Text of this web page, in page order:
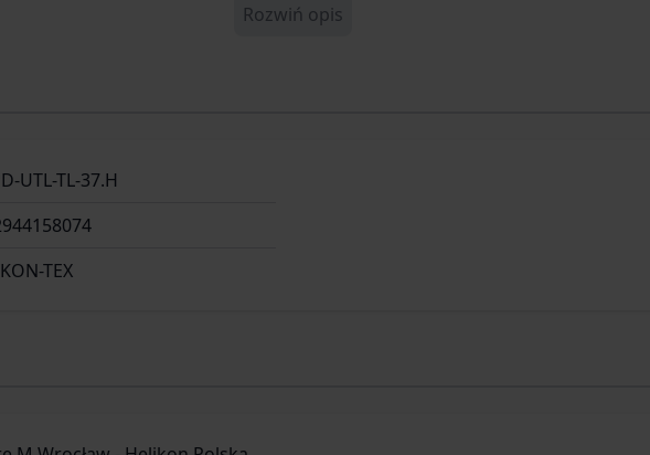
Rozwiń opis
UTL-TL-37.H
TEX